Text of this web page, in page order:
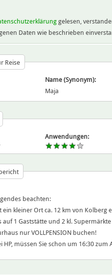
gelesen,
Daten wie beschrieben
Reise
Name (Synonym):
Maja
Anwendungen:
beachten:
ein kleiner Ort ca. 12 km von Kolberg
auf 1 Gaststätte und 2 kl. Supermärkte
nur VOLLPENSION buchen!
HP, müssen Sie schon um 16:30